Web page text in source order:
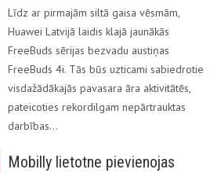
Līdz ar pirmajām siltā gaisa vēsmām,
Huawei Latvijā laidis klajā jaunākās
FreeBuds sērijas bezvadu austiņas
FreeBuds 4i. Tās būs uzticami sabiedrotie
visdažādākajās pavasara āra aktivitātēs,
pateicoties rekordilgam nepārtrauktas
darbības…
Mobilly lietotne pievienojas